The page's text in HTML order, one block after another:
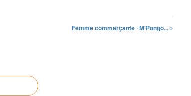
Femme commerçante · M'Pongo... »